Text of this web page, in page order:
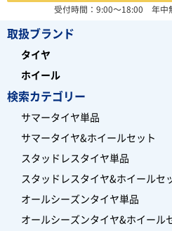
受付時間：9:00～18:00 年中
取扱ブランド
タイヤ
ホイール
検索カテゴリー
サマータイヤ単品
サマータイヤ&ホイールセット
スタッドレスタイヤ単品
スタッドレスタイヤ&ホイールセ
オールシーズンタイヤ単品
オールシーズンタイヤ&ホイール